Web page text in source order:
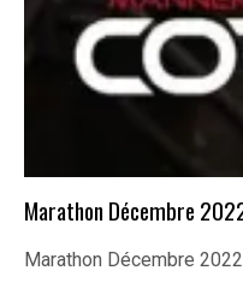
Marathon Décembre
Marathon Décembre